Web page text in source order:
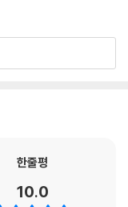
겁니다.”
소년 이야기
성을 극대화하기 위해
한줄평
10.0